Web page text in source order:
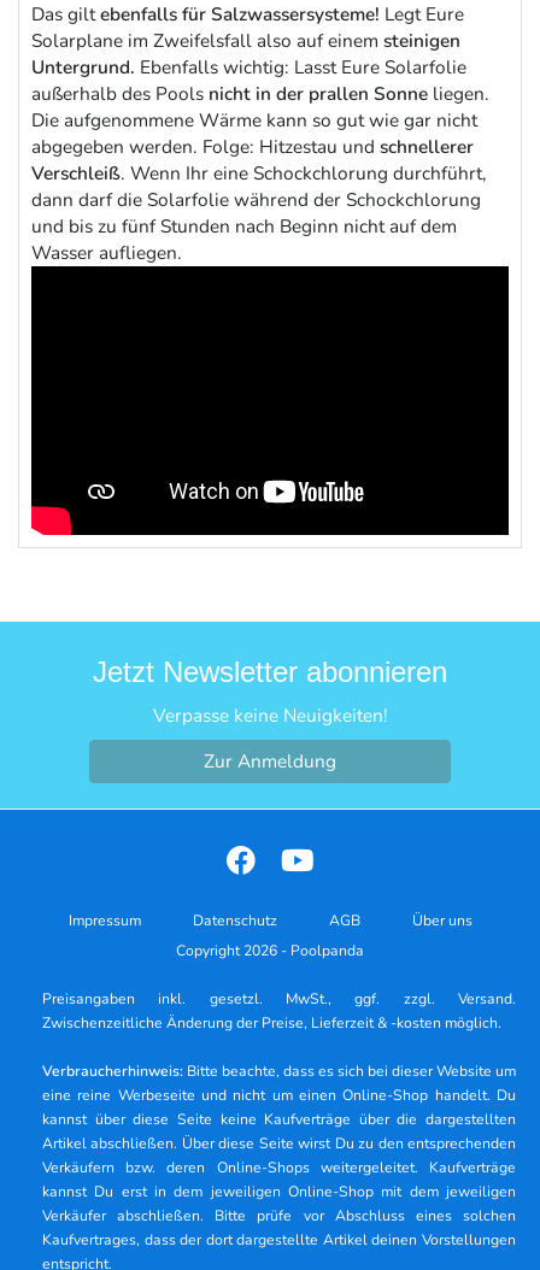
Das giltebenfalls für Salzwassersysteme! Legt Eure
Solarplane im Zweifelsfall also auf einem steinigen
Untergrund. Ebenfalls wichtig: Lasst Eure Solarfolie
außerhalb des Pools nicht in der prallen Sonne liegen.
Die aufgenommene Wärme kann so gut wie gar nicht
abgegeben werden. Folge: Hitzestau und schnellerer
Verschleiß. Wenn Ihr eine Schockchlorung durchführt,
dann darf die Solarfolie während der Schockchlorung
und bis zu fünf Stunden nach Beginn nicht auf dem
Wasser aufliegen.
Jetzt Newsletter abonnieren
Verpasse keine Neuigkeiten!
Zur Anmeldung
Impressum Datenschutz AGB
Über uns
Copyright 2026 - Poolpanda
Preisangaben inkl. gesetzl. MwSt., ggf. zzgl. Versand.
Zwischenzeitliche Änderung der Preise, Lieferzeit & -kosten möglich.
Verbraucherhinweis: Bitte beachte, dass es sich bei dieser Website um
eine reine Werbeseite und nicht um einen Online-Shop handelt. Du
kannst über diese Seite keine Kaufverträge über die dargestellten
Artikel abschließen. Über diese Seite wirst Du zu den entsprechenden
Verkäufern bzw. deren Online-Shops weitergeleitet. Kaufverträge
kannst Du erst in dem jeweiligen Online-Shop mit dem jeweiligen
Verkäufer abschließen. Bitte prüfe vor Abschluss eines solchen
Kaufvertrages, dass der dort dargestellte Artikel deinen Vorstellungen
entspricht.